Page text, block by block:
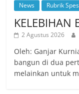
News Rubrik
KELEBIHAN
2 Agustus 2026
Oleh: Ganjar
bangun di dua
melainkan untuk